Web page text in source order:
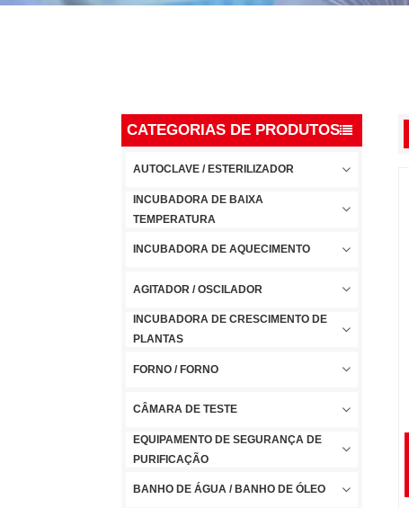
CATEGORIAS DE PRODUTOS
AUTOCLAVE / ESTERILIZADOR
INCUBADORA DE BAIXA
TEMPERATURA
INCUBADORA DE AQUECIMENTO
AGITADOR / OSCILADOR
INCUBADORA DE CRESCIMENTO DE
PLANTAS
FORNO / FORNO
CÂMARA DE TESTE
EQUIPAMENTO DE SEGURANÇA DE
PURIFICAÇÃO
BANHO DE ÁGUA / BANHO DE ÓLEO